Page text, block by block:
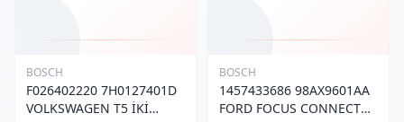
BOSCH
F026402220 7H0127401D
VOLKSWAGEN T5 İKİ
BOSCH
1457433686 98AX9601AA
FORD FOCUS CONNECT